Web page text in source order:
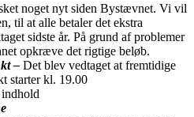
noget nyt siden Bystævnet. Vi vil
til at alle betaler det ekstra
sidste år. På grund af problemer
opkræve det rigtige beløb.
– Det blev vedtaget at fremtidige
starter kl. 19.00